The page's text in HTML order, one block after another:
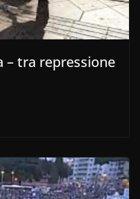
– tra repressione